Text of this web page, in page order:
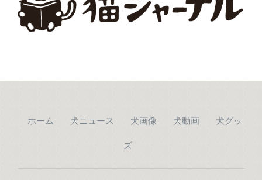
ホーム 犬ニュース 犬画像 犬動画 犬グッ
ズ